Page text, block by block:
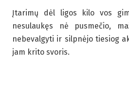
Įtarimų dėl ligos kilo vos
nesulaukęs nė pusmečio,
nebevalgyti ir silpnėjo tiesiog
jam krito svoris.